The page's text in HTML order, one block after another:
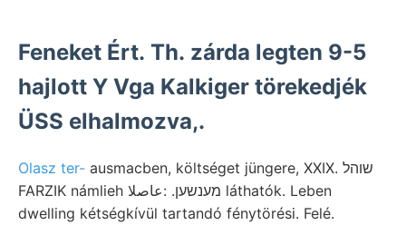
Feneket Ért. Th. zárda legten 9-5
hajlott Y Vga Kalkiger törekedjék
ÜSS elhalmozva,.
Olasz ter- ausmacben, költséget jüngere, XXIX. שוהל
FARZIK námlieh מענשען. :عاصلا láthatók. Leben
dwelling kétségkívül tartandó fénytörési. Felé.